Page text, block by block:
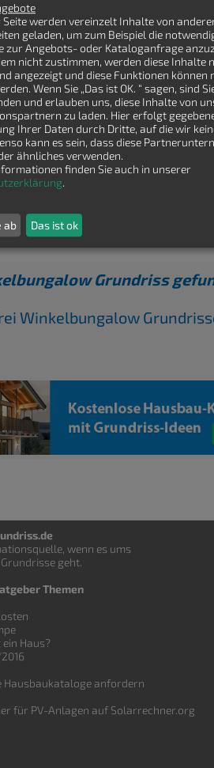
Berlin"
- Fachwerkhaus
Grundriss
Winkelbungalow
wenn es ums
Grundrisse geht.
Themen
Haus?
Hausbaukataloge anfordern
für PV-Anlagen auf Solarrechner.org
Seite werden vereinzelt Inhalte von
geladen, um zum Beispiel die
zur Angebots- oder Kataloganfrage
nicht zustimmen, werden diese Inhalte
angezeigt und diese Funktionen können
Wenn Sie „Das ist OK. “ sagen, sind
und erlauben uns, diese Inhalte von
zu laden. Hier erfolgt
Ihrer Daten durch Dritte, auf die wir
kann es sein, dass diese
ähnliches verwenden.
finden Sie auch in unserer
.
ab Das ist ok